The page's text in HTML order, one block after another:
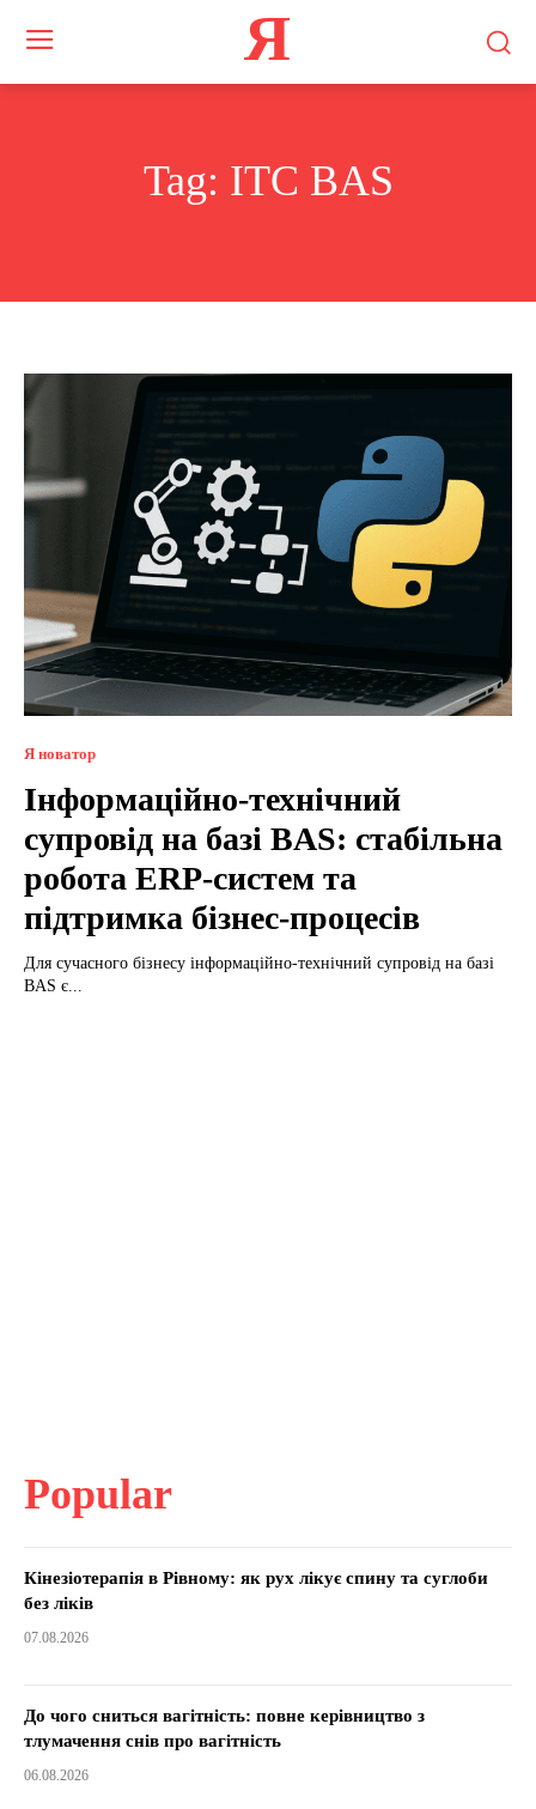
Я
Tag: ІТС BAS
Я новатор
Інформаційно-технічний
супровід на базі BAS: стабільна
робота ERP-систем та
підтримка бізнес-процесів
Для сучасного бізнесу інформаційно-технічний супровід на базі
BAS є...
Popular
Кінезіотерапія в Рівному: як рух лікує спину та суглоби
без ліків
07.08.2026
До чого сниться вагітність: повне керівництво з
тлумачення снів про вагітність
06.08.2026